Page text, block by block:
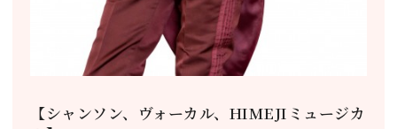
【シャンソン、ヴォーカル、HIMEJIミュージカ